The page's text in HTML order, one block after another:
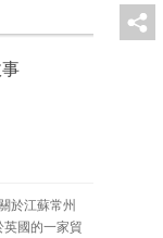
於江蘇常州
國的一家貿